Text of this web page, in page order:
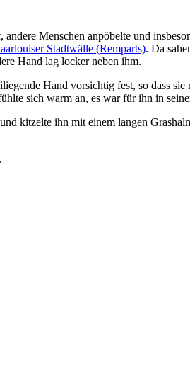
Menschen anpöbelte und
Stadtwälle (Remparts). Da
Hand lag locker neben ihm.
Hand vorsichtig fest, so dass
sich warm an, es war für ihn in
kitzelte ihn mit einem langen